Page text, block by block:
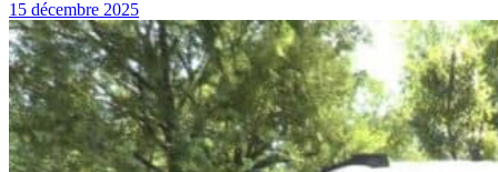
15 décembre 2025